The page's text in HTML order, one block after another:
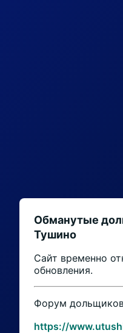
Обманутые
Тушино
Сайт временно
обновления.
Форум
https://